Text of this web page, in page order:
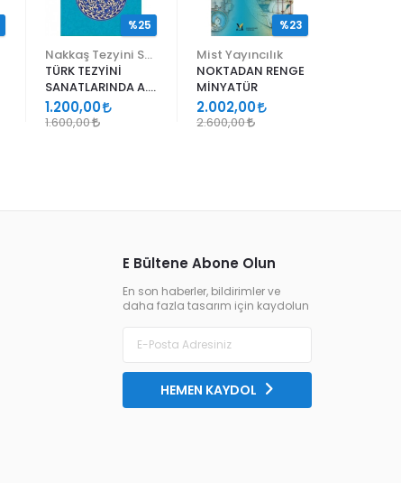
TÜRK TEZYİNİ
SANATLARINDA A.
SÜHEYL ÜNVER VE
YENİ TERKİPLERİ
1.200,00
1.600,00
%25
Mist Yayıncılık
NOKTADAN RENGE
MİNYATÜR
2.002,00
2.600,00
%23
E Bültene Abone Olun
En son haberler, bildirimler ve
daha fazla tasarım için kaydolun
HEMEN KAYDOL